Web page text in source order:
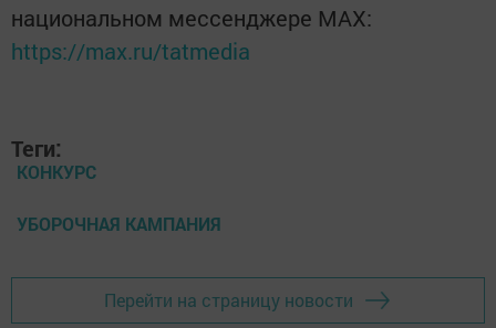
национальном мессенджере MАХ:
https://max.ru/tatmedia
Теги:
КОНКУРС
УБОРОЧНАЯ КАМПАНИЯ
Перейти на страницу новости